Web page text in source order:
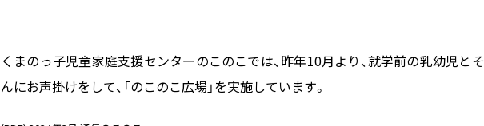
くまのっ子児童家庭支援センターのこのこでは、昨年10月より、就学前の乳幼児と
んにお声掛けをして、「のこのこ広場」を実施しています。